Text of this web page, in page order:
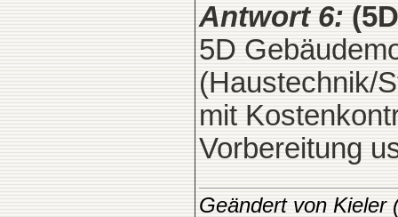
Antwort 6:
5D
(Haustechnik/
mit
Vorbereitung
Geändert von